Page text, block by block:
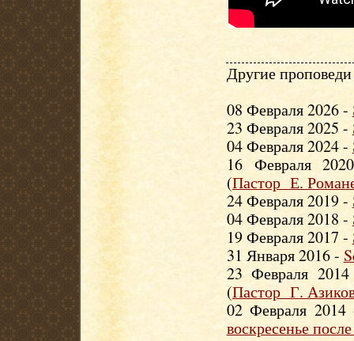
Другие
08 Февраля 2026 -
23 Февраля 2025 -
04 Февраля 2024 -
16 Февраля
(Пастор Е.
24 Февраля 2019 -
04 Февраля 2018 -
19 Февраля 2017 -
31 Января 2016 -
23 Февраля
(Пастор Г.
02 Февраля
воскресенье